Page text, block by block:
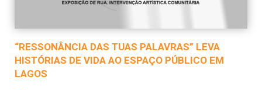
“RESSONÂNCIA DAS TUAS PALAVRAS” LEVA
HISTÓRIAS DE VIDA AO ESPAÇO PÚBLICO EM
LAGOS